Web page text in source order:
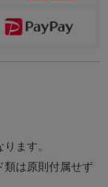
ます。
類は原則付属せず